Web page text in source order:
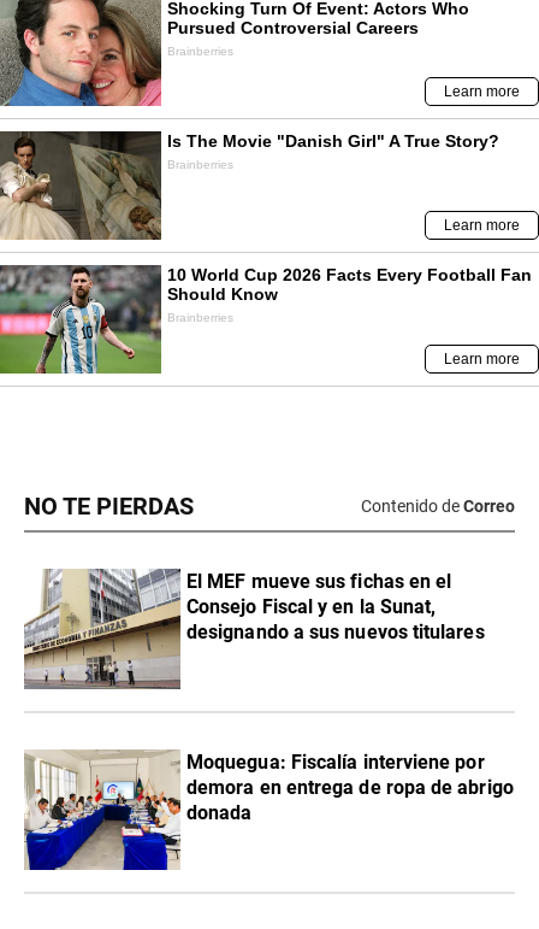
NO TE PIERDAS Contenido deCorreo
El MEF mueve sus fichas en el
Consejo Fiscal y en la Sunat,
designando a sus nuevos titulares
Moquegua: Fiscalía interviene por
demora en entrega de ropa de abrigo
donada